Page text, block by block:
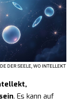
DER SEELE, WO INTELLEKT
. Es kann auf